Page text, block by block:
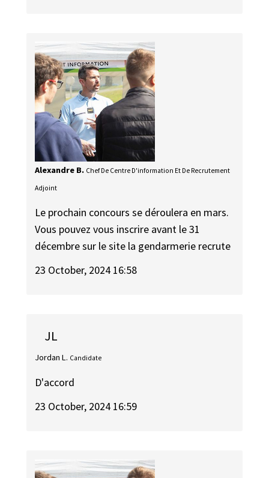
Alexandre B. Chef De Centre D'information Et De Recrutement
Adjoint
Le prochain concours se déroulera en mars.
Vous pouvez vous inscrire avant le 31
décembre sur le site la gendarmerie recrute
23 October, 2024 16:58
JL
Jordan L. Candidate
D'accord
23 October, 2024 16:59